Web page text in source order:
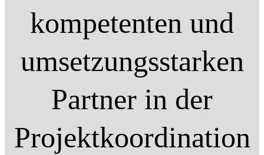
kompetenten und
umsetzungsstarken
Partner in der
Projektkoordination